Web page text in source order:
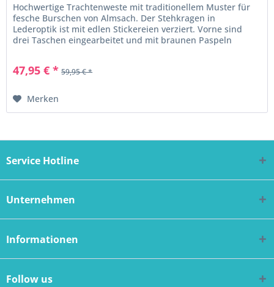
Hochwertige Trachtenweste mit traditionellem Muster für
fesche Burschen von Almsach. Der Stehkragen in
Lederoptik ist mit edlen Stickereien verziert. Vorne sind
drei Taschen eingearbeitet und mit braunen Paspeln
47,95 € * 59,95 € *
Merken
Service Hotline
Unternehmen
Informationen
Follow us